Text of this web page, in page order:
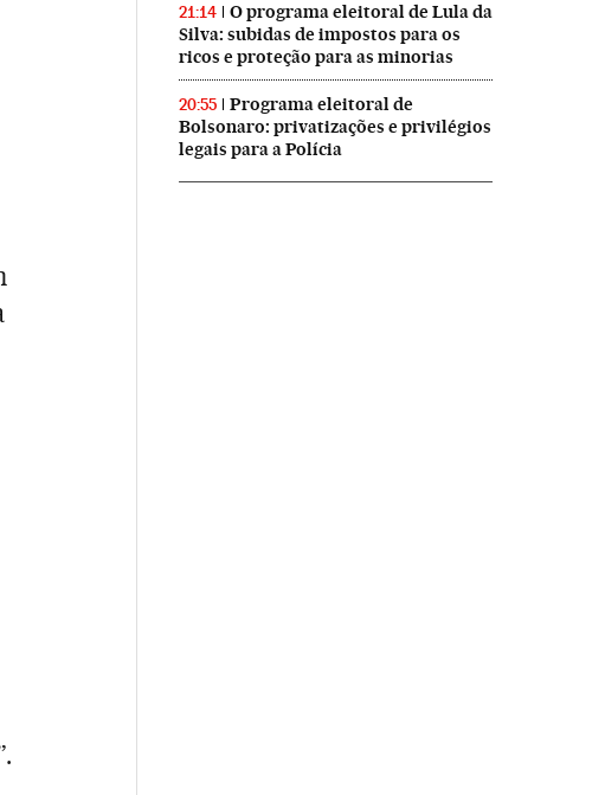
21:14
O programa eleitoral de Lula da
Silva: subidas de impostos para os
ricos e proteção para as minorias
20:55
Programa eleitoral de
Bolsonaro: privatizações e privilégios
legais para a Polícia